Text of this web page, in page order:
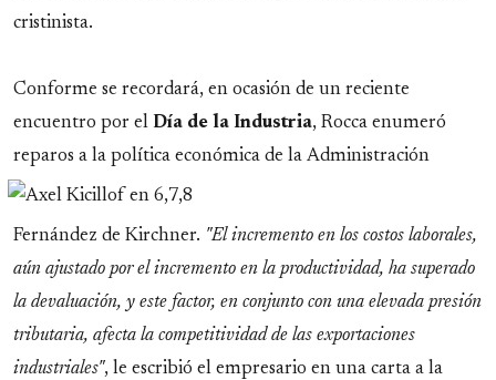
cristinista.
Conforme se recordará, en ocasión de un reciente
encuentro por el Día de la Industria, Rocca enumeró
reparos a la política económica de la Administración
Fernández de Kirchner. "El incremento en los costos laborales,
aún ajustado por el incremento en la productividad, ha superado
la devaluación, y este factor, en conjunto con una elevada presión
tributaria, afecta la competitividad de las exportaciones
industriales", le escribió el empresario en una carta a la